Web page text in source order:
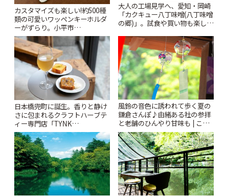
カスタマイズも楽しい!約500種
類の可愛いワッペンキーホルダ
ーがずらり。小平市
「Kimamaya T&K」 | ことりっ
ぷ
大人の工場見学へ、愛知・岡崎
「カクキュー八丁味噌(八丁味噌
の郷)」。試食や買い物も楽しみ
日本橋兜町に誕生。香りと静け
さに包まれるクラフトハーブテ
ィー専門店「TYNK
Kabutocho」 | ことりっぷ
風鈴の音色に誘われて歩く夏の
鎌倉さんぽ♪由緒ある社の参拝
と老舗のひんやり甘味も | こと
りっぷ